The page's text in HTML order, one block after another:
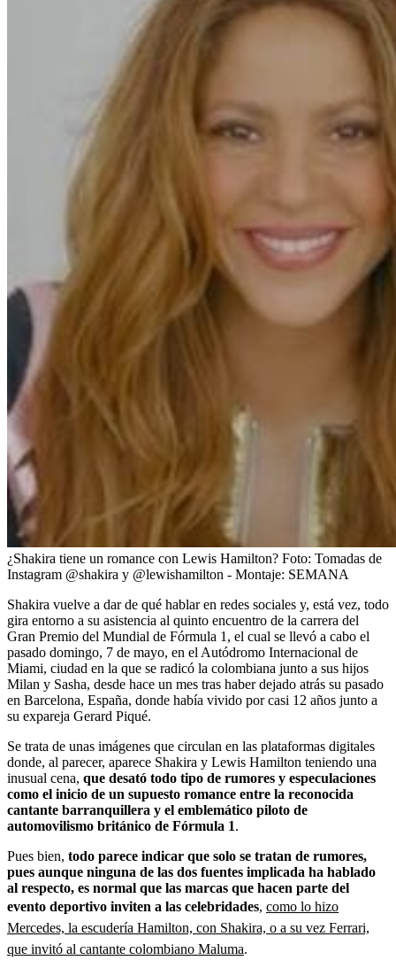
¿Shakira tiene un romance con Lewis Hamilton? Foto: Tomadas de
Instagram @shakira y @lewishamilton - Montaje: SEMANA
Shakira vuelve a dar de qué hablar en redes sociales y, está vez, todo
gira entorno a su asistencia al quinto encuentro de la carrera del
Gran Premio del Mundial de Fórmula 1, el cual se llevó a cabo el
pasado domingo, 7 de mayo, en el Autódromo Internacional de
Miami, ciudad en la que se radicó la colombiana junto a sus hijos
Milan y Sasha, desde hace un mes tras haber dejado atrás su pasado
en Barcelona, España, donde había vivido por casi 12 años junto a
su expareja Gerard Piqué.
Se trata de unas imágenes que circulan en las plataformas digitales
donde, al parecer, aparece Shakira y Lewis Hamilton teniendo una
inusual cena, que desató todo tipo de rumores y especulaciones
como el inicio de un supuesto romance entre la reconocida
cantante barranquillera y el emblemático piloto de
automovilismo británico de Fórmula 1.
Pues bien, todo parece indicar que solo se tratan de rumores,
pues aunque ninguna de las dos fuentes implicada ha hablado
al respecto, es normal que las marcas que hacen parte del
evento deportivo inviten a las celebridades, como lo hizo
Mercedes, la escudería Hamilton, con Shakira, o a su vez Ferrari,
que invitó al cantante colombiano Maluma.